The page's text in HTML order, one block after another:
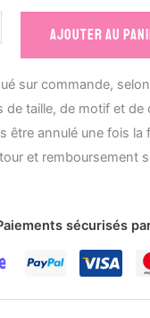
AJOUTER AU
sur commande,
de taille, de motif et de
être annulé une fois la
et remboursement
sécurisés